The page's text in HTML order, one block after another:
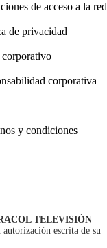
de acceso a la red
de privacidad
corporativo
corporativa
y condiciones
TELEVISIÓN
escrita de su